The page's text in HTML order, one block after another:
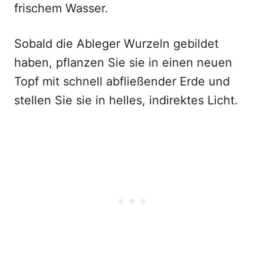
frischem Wasser.
Sobald die Ableger Wurzeln gebildet
haben, pflanzen Sie sie in einen neuen
Topf mit schnell abfließender Erde und
stellen Sie sie in helles, indirektes Licht.